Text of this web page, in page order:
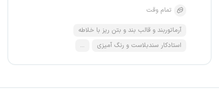
تمام وقت
آرماتوربند و قالب بند و بتن ریز با خلاطه
استادکار سندبلاست و رنگ آمیزی
...